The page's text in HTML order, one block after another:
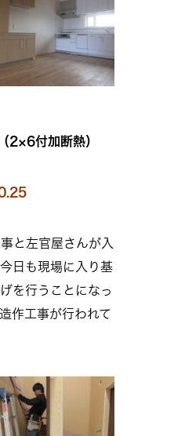
2×6付加断熱）
と左官屋さんが入
日も現場に入り基
を行うことになっ
作工事が行われて